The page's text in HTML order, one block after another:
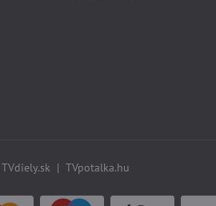
TVdiely.sk | TVpotalka.hu